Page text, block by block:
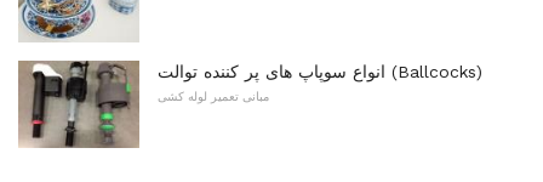
انواع سوپاپ های پر کننده توالت (Ballcocks)
مبانی تعمیر لوله کشی